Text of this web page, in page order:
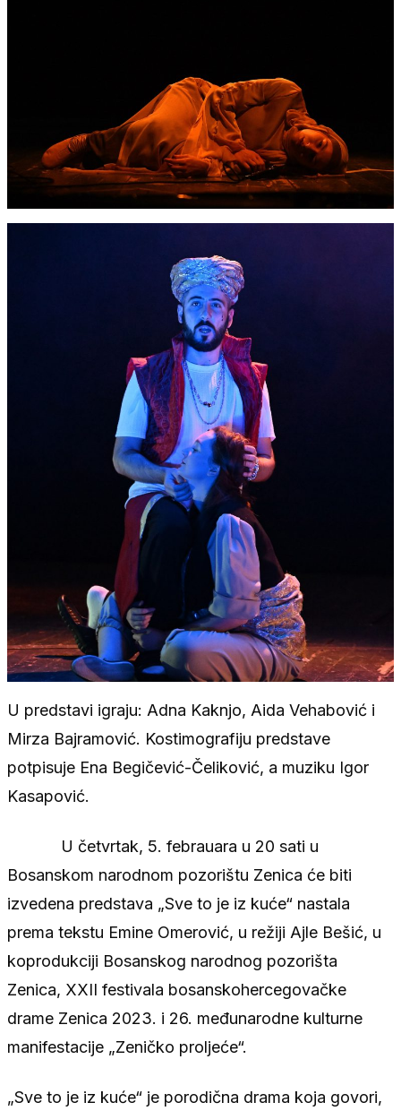
U predstavi igraju: Adna Kaknjo, Aida Vehabović i
Mirza Bajramović. Kostimografiju predstave
potpisuje Ena Begičević-Čeliković, a muziku Igor
Kasapović.
U četvrtak, 5. febrauara u 20 sati u
Bosanskom narodnom pozorištu Zenica će biti
izvedena predstava „Sve to je iz kuće“ nastala
prema tekstu Emine Omerović, u režiji Ajle Bešić, u
koprodukciji Bosanskog narodnog pozorišta
Zenica, XXII festivala bosanskohercegovačke
drame Zenica 2023. i 26. međunarodne kulturne
manifestacije „Zeničko proljeće“.
„Sve to je iz kuće“ je porodična drama koja govori,